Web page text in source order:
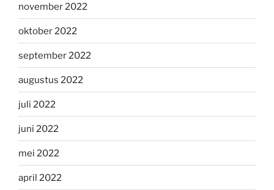
november 2022
oktober 2022
september 2022
augustus 2022
juli 2022
juni 2022
mei 2022
april 2022